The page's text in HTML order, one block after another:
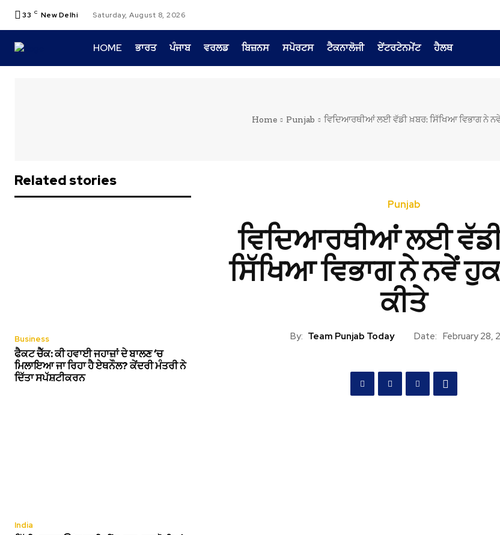
33 C New Delhi Saturday, August 8, 2026
HOME ਭਾਰਤ ਪੰਜਾਬ ਵਰਲਡ ਬਿਜ਼ਨਸ ਸਪੋਰਟਸ ਟੈਕਨਾਲੋਜੀ ਏਂਟਰਟੇਨਮੇਂਟ ਹੈਲਥ
Home Punjab ਵਿਦਿਆਰਥੀਆਂ ਲਈ ਵੱਡੀ ਖ਼ਬਰ: ਸਿੱਖਿਆ ਵਿਭਾਗ ਨੇ
Related stories
Business
ਫੈਕਟ ਚੈੱਕ: ਕੀ ਹਵਾਈ ਜਹਾਜ਼ਾਂ ਦੇ ਬਾਲਣ ‘ਚ
ਮਿਲਾਇਆ ਜਾ ਰਿਹਾ ਹੈ ਏਥਨੌਲ? ਕੇਂਦਰੀ ਮੰਤਰੀ ਨੇ
ਦਿੱਤਾ ਸਪੱਸ਼ਟੀਕਰਨ
India
Punjab
ਵਿਦਿਆਰਥੀਆਂ ਲਈ
ਸਿੱਖਿਆ ਵਿਭਾਗ ਨੇ ਨਵੇਂ
ਕੀਤੇ
By: Team Punjab Today Date: February 28,